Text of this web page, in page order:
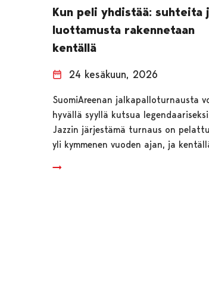
Kun peli yhdistää: suhteita
luottamusta rakennetaan
kentällä
24 kesäkuun, 2026
SuomiAreenan jalkapalloturnausta
hyvällä syyllä kutsua
Jazzin järjestämä turnaus on
yli kymmenen vuoden ajan, ja